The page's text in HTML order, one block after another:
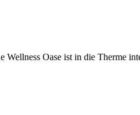
Oase ist in die Therme